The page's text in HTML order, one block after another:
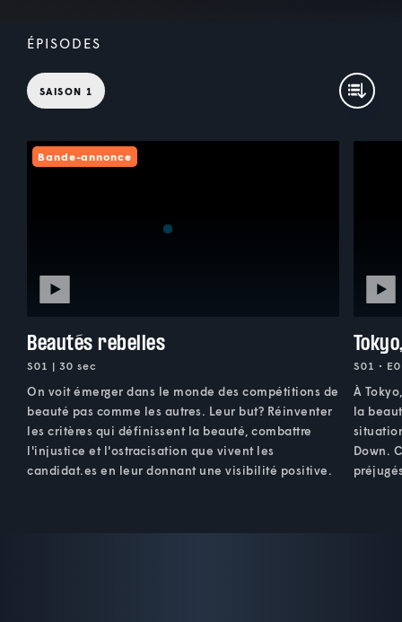
ÉPISODES
SAISON 1
Bande-annonce
Beautés rebelles
S01 | 30 sec
On voit émerger dans le monde des compétitions de
beauté pas comme les autres. Leur but? Réinventer
les critères qui définissent la beauté, combattre
l'injustice et l'ostracisation que vivent les
candidat.es en leur donnant une visibilité positive.
S01 •
À
la
Down.